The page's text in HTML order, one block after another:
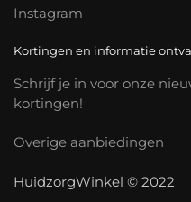
Instagram
Kortingen en informatie
Schrijf je in voor onze
kortingen!
Overige aanbiedingen
HuidzorgWinkel © 2022